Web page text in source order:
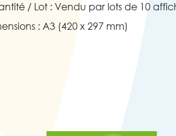
/ Lot : Vendu par lots de 10
: A3 (420 x 297 mm)